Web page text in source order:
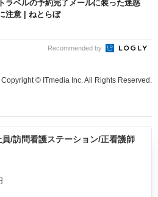
ラベルの予約完了メールに装った迷惑
注意 | ねとらぼ
Recommended by
Copyright © ITmedia Inc. All Rights Reserved.
員/訪問看護ステーション/正看護師